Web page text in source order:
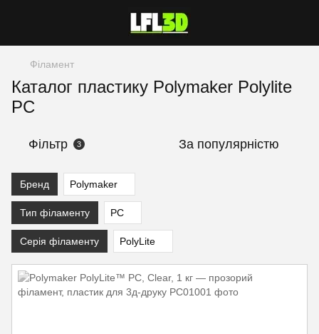
Філамент
Каталог пластику Polymaker Polylite
PC
Фільтр 3 За популярністю
Бренд Polymaker
Тип філаменту PC
Серія філаменту PolyLite